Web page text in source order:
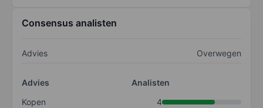
Consensus analisten
Advies Overwegen
Advies
Analisten
Kopen
4